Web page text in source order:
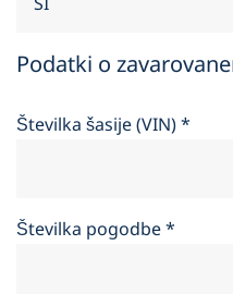
Podatki o
Številka šasije (VIN)*
Številka pogodbe*